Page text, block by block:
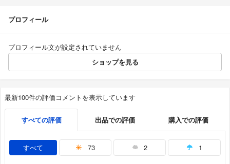
プロフィール
プロフィール文が設定されていません
ショップを見る
最新100件の評価コメントを表示しています
すべての評価 出品での評価 購入での評価
すべて 73 2 1